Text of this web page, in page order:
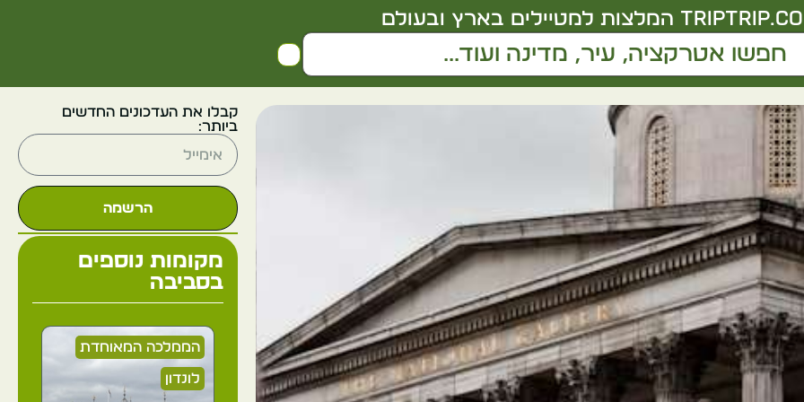
המלצות למטיילים בארץ ובעולם
קבלו את העדכונים החדשים
ביותר:
הרשמה
מקומות נוספים
בסביבה
הממלכה המאוחדת
לונדון